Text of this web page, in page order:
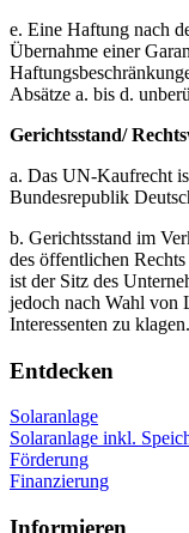
e. Eine Haftung nach
Übernahme einer
Absätze a. bis d.
Gerichtsstand/
a. Das UN-Kaufrecht
Bundesrepublik
b. Gerichtsstand im
des öffentlichen
ist der Sitz des
jedoch nach Wahl von
Interessenten zu klagen.
Entdecken
Solaranlage
Solaranlage inkl.
Förderung
Finanzierung
Informieren